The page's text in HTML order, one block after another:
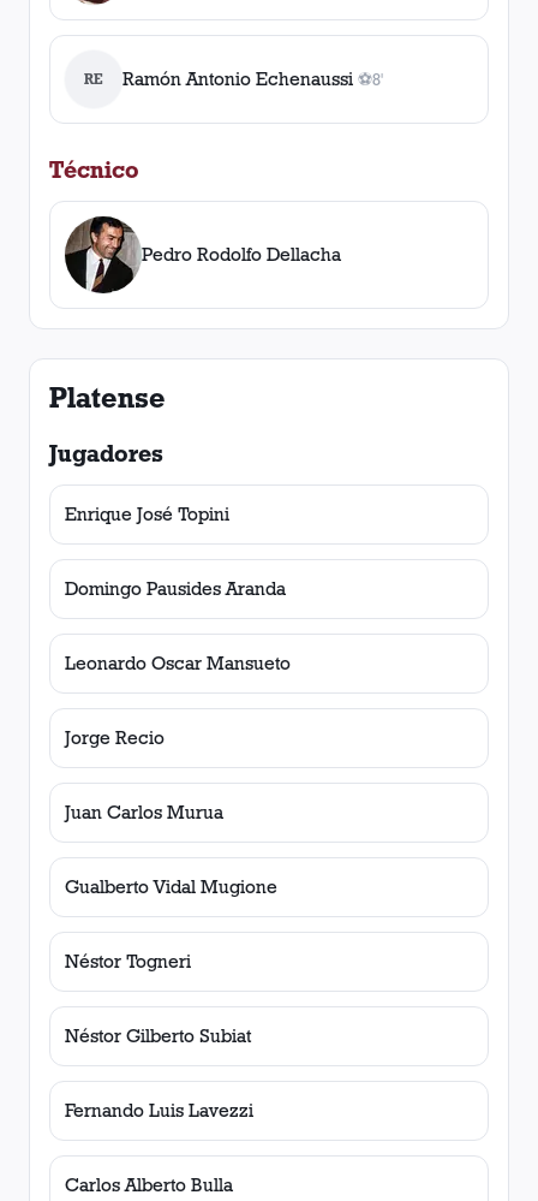
RE Ramón Antonio Echenaussi ⚽
1gol
8'
Técnico
Pedro Rodolfo Dellacha
Platense
Jugadores
Enrique José Topini
Domingo Pausides Aranda
Leonardo Oscar Mansueto
Jorge Recio
Juan Carlos Murua
Gualberto Vidal Mugione
Néstor Togneri
Néstor Gilberto Subiat
Fernando Luis Lavezzi
Carlos Alberto Bulla